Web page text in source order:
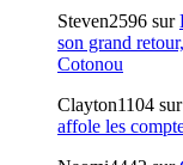
Steven2596 sur
son grand
Cotonou
Clayton1104 sur
affole les